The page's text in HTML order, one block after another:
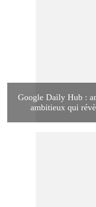
Google Daily Hub :
ambitieux qui